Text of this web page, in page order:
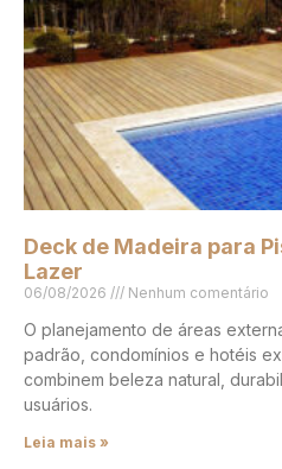
Deck de Madeira para
Lazer
06/08/2026 Nenhum comentário
O planejamento de áreas
padrão, condomínios e hotéis
combinem beleza natural,
usuários.
Leia mais »